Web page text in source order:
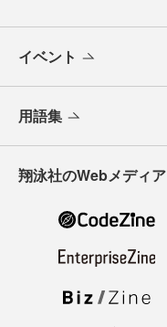
イベント
用語集
翔泳社のWebメディア